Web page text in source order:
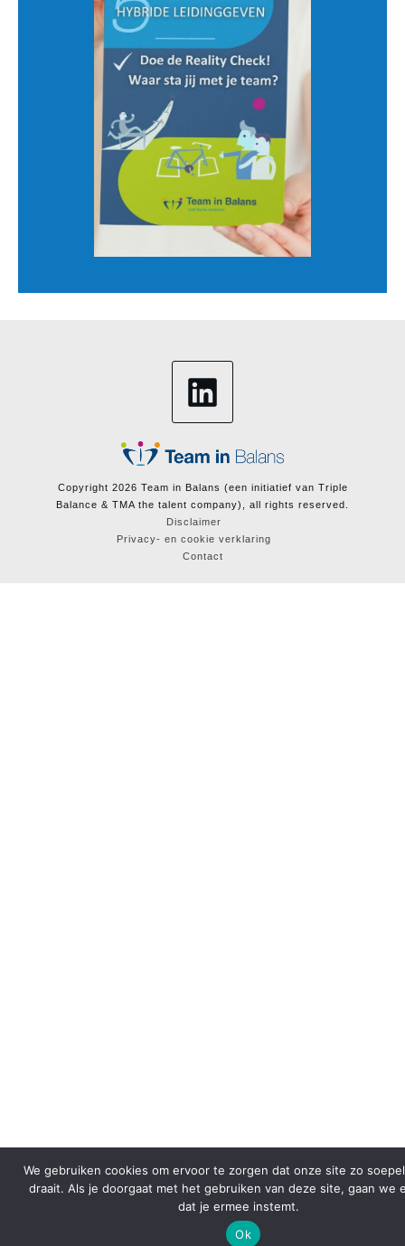
Disclaimer
Privacy- en cookie verklaring
Contact
Copyright 2026 Team in Balans (een initiatief van Triple
Balance & TMA the talent company)
, all rights reserved.
We gebruiken cookies om ervoor te zorgen dat onze site zo
draait. Als je doorgaat met het gebruiken van deze site, gaan we
dat je ermee instemt.
Ok